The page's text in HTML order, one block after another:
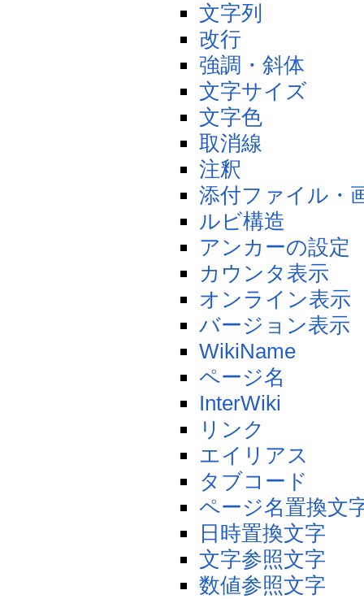
文字列
改行
強調・斜体
文字サイズ
文字色
取消線
注釈
添付ファイル・
ルビ構造
アンカーの設定
カウンタ表示
オンライン表示
バージョン表示
WikiName
ページ名
InterWiki
リンク
エイリアス
タブコード
ページ名置換文
日時置換文字
文字参照文字
数値参照文字